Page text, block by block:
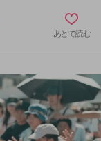
あとで読む